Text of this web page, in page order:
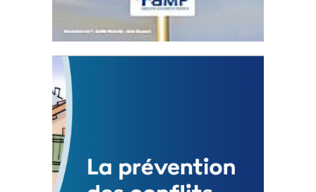
Statut de l’élu local
3 avril 2024
Mise à jour avril 2024
FEUILLETER